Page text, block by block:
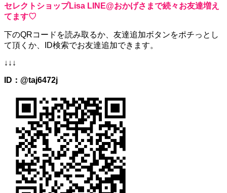
セレクトショップLisa LINE@おかげさまで続々お友達増え
てます♡
下のQRコードを読み取るか、 友達追加ボタンをポチっとし
て頂くか、
ID検索でお友達追加できます。
↓↓↓
ID：@taj6472j